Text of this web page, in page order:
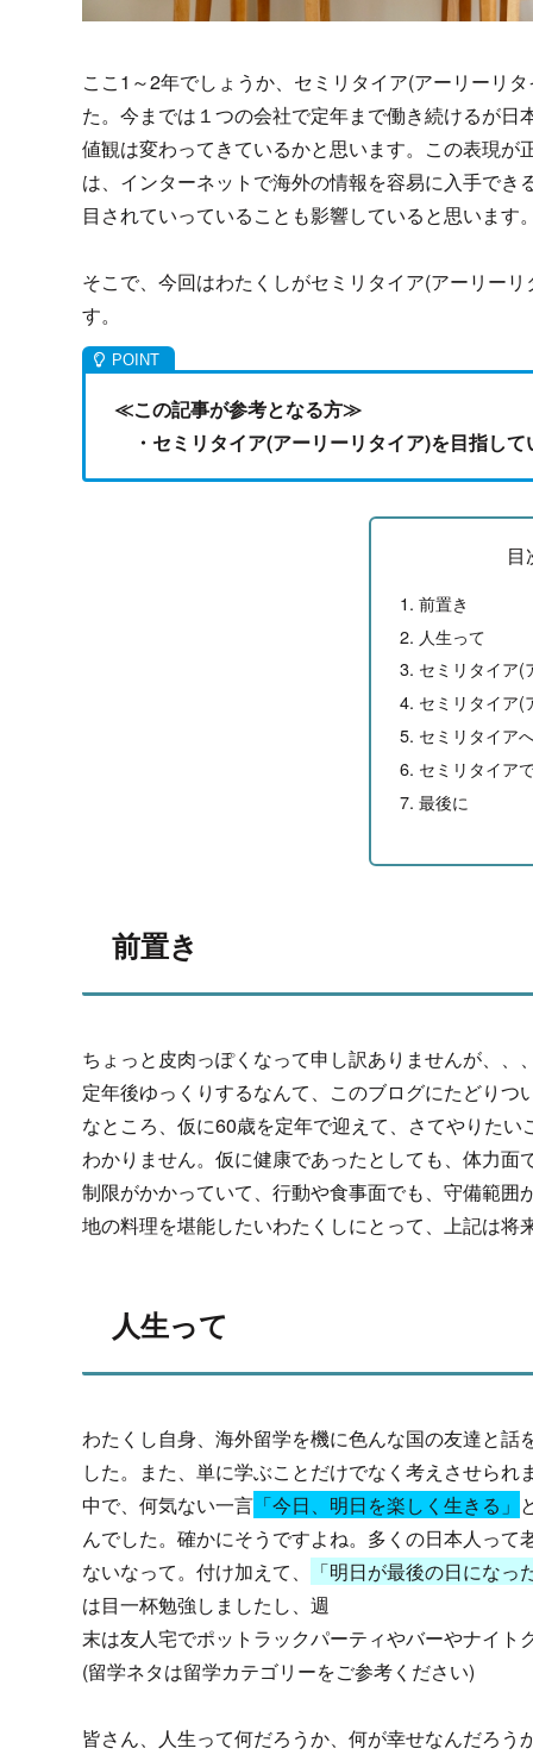
ここ1～2年でしょうか、セミリタイア(アーリーリ
た。今までは１つの会社で定年まで働き続けるが日
値観は変わってきているかと思います。この表現
は、インターネットで海外の情報を容易に入手で
目されていっていることも影響していると思います
そこで、今回はわたくしがセミリタイア(アーリー
す。
≪この記事が参考となる方≫
・セミリタイア(アーリーリタイア)を目指して
目
前置き
人生って
セミリタイア(
セミリタイア(
セミリタイア
セミリタイア
最後に
前置き
ちょっと皮肉っぽくなって申し訳ありませんが、
定年後ゆっくりするなんて、このブログにたどり
なところ、仮に60歳を定年で迎えて、さてやりた
わかりません。仮に健康であったとしても、体力
制限がかかっていて、行動や食事面でも、守備範
地の料理を堪能したいわたくしにとって、上記は将
人生って
わたくし自身、海外留学を機に色んな国の友達と
した。また、単に学ぶことだけでなく考えさせら
中で、何気ない一言 「今日、明日を楽しく生きる」
んでした。確かにそうですよね。多くの日本人って
ないなって。付け加えて、
「明日が最後の日になっ
は目一杯勉強しましたし、週
末は友人宅でポットラックパーティやバーやナイト
(留学ネタは留学カテゴリーをご参考ください)
皆さん、人生って何だろうか、何が幸せなんだろ